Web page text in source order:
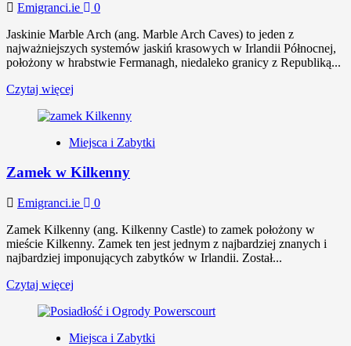
Emigranci.ie
0
Jaskinie Marble Arch (ang. Marble Arch Caves) to jeden z
najważniejszych systemów jaskiń krasowych w Irlandii Północnej,
położony w hrabstwie Fermanagh, niedaleko granicy z Republiką...
Czytaj więcej
Miejsca i Zabytki
Zamek w Kilkenny
Emigranci.ie
0
Zamek Kilkenny (ang. Kilkenny Castle) to zamek położony w
mieście Kilkenny. Zamek ten jest jednym z najbardziej znanych i
najbardziej imponujących zabytków w Irlandii. Został...
Czytaj więcej
Miejsca i Zabytki